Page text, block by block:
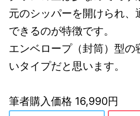
元のシッパーを開けられ、
できるのが特徴です。
エンベロープ（封筒）型
いタイプだと思います。
筆者購入価格 16,990円